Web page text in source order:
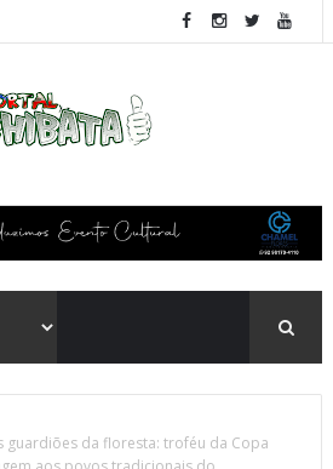
guardiões da floresta: troféu da Copa